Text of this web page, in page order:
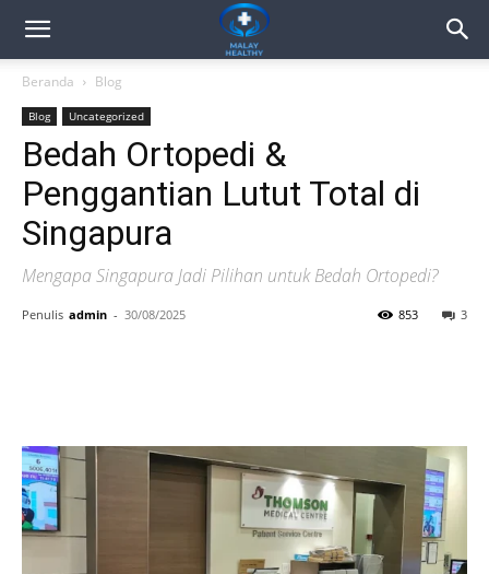
Beranda Blog
Blog Uncategorized
Bedah Ortopedi &
Penggantian Lutut Total di
Singapura
Mengapa Singapura Jadi Pilihan untuk Bedah Ortopedi?
Penulis admin - 30/08/2025 3
853